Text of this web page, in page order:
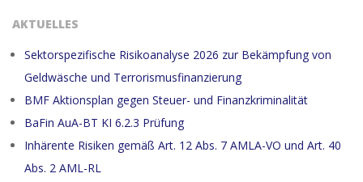
AKTUELLES
Sektorspezifische Risikoanalyse 2026 zur Bekämpfung von
Geldwäsche und Terrorismusfinanzierung
BMF Aktionsplan gegen Steuer- und Finanzkriminalität
BaFin AuA-BT KI 6.2.3 Prüfung
Inhärente Risiken gemäß Art. 12 Abs. 7 AMLA-VO und Art. 40
Abs. 2 AML-RL